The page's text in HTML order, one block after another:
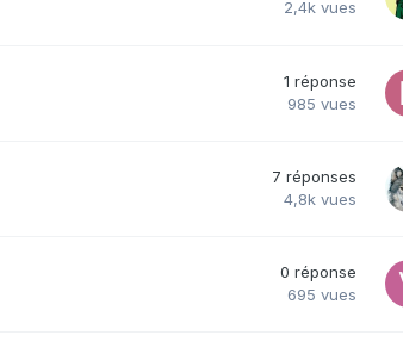
2,4k vues
1 réponse
985 vues
7 réponses
4,8k vues
0 réponse
695 vues